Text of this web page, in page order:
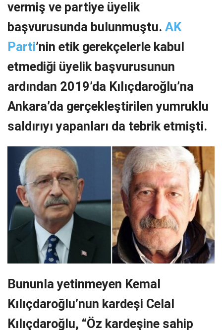
vermiş ve partiye üyelik
başvurusunda bulunmuştu. AK
Parti’nin etik gerekçelerle kabul
etmediği üyelik başvurusunun
ardından 2019’da Kılıçdaroğlu’na
Ankara’da gerçekleştirilen yumruklu
saldırıyı yapanları da tebrik etmişti.
Bununla yetinmeyen Kemal
Kılıçdaroğlu’nun kardeşi Celal
Kılıçdaroğlu, “Öz kardeşine sahip